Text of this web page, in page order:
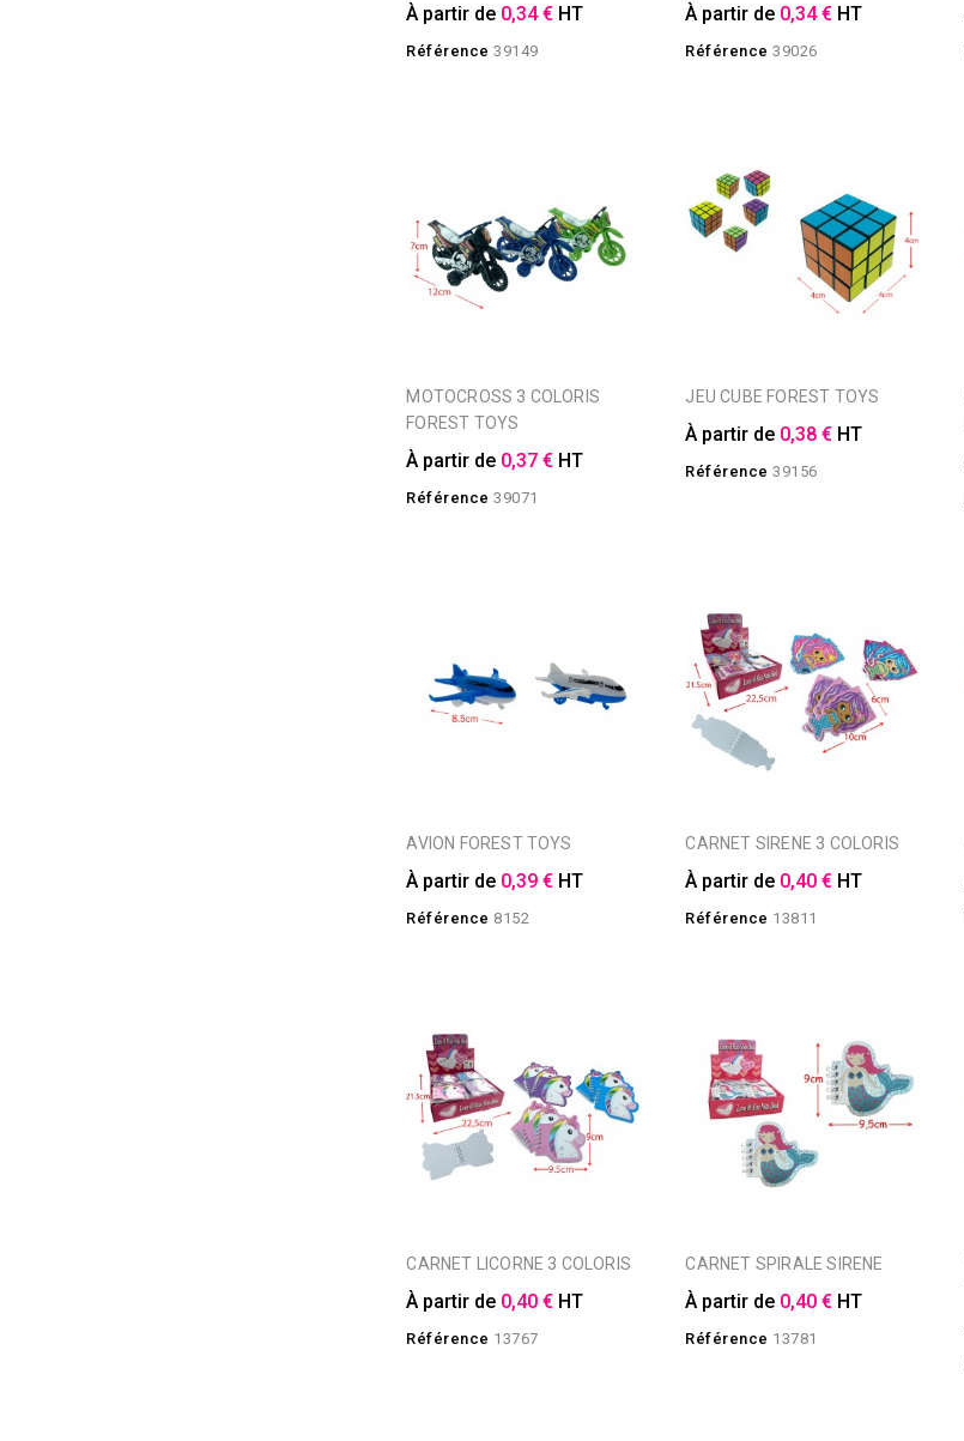
À partir de 0,34 € HT
Référence 39149
À partir de 0,34 € HT
Référence 39026
MOTOCROSS 3 COLORIS
FOREST TOYS
À partir de 0,37 € HT
Référence 39071
JEU CUBE FOREST TOYS
À partir de 0,38 € HT
Référence 39156
AVION FOREST TOYS
À partir de 0,39 € HT
Référence 8152
CARNET SIRENE 3 COLORIS
À partir de 0,40 € HT
Référence 13811
CARNET LICORNE 3 COLORIS
À partir de 0,40 € HT
Référence 13767
CARNET SPIRALE SIRENE
À partir de 0,40 € HT
Référence 13781